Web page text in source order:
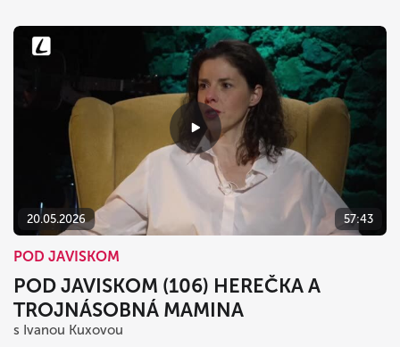
20.05.2026 57:43
POD JAVISKOM
POD JAVISKOM (106) HEREČKA A
TROJNÁSOBNÁ MAMINA
s Ivanou Kuxovou